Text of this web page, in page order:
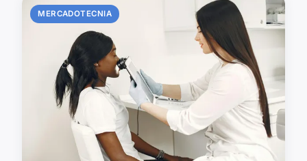
MERCADOTECNIA